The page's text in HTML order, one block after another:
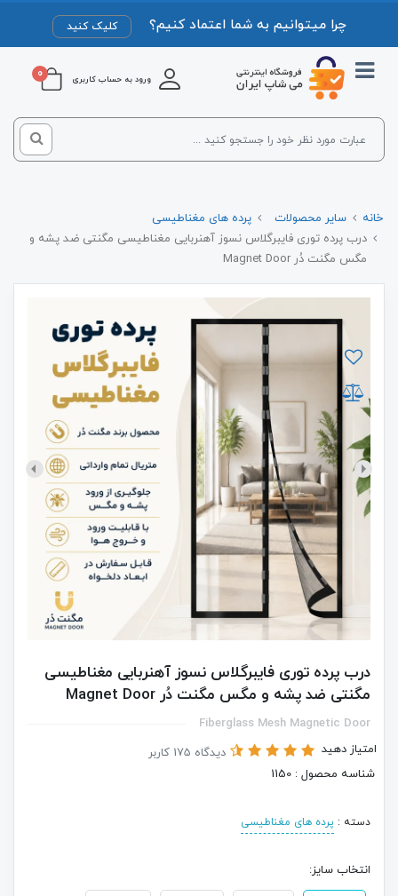
چرا میتوانیم به شما اعتماد کنیم؟ کلیک کنید
ورود به حساب کاربری 0
خانه سایر محصولات
پرده های مغناطیسی
درب پرده توری فایبرگلاس نسوز آهنربایی مغناطیسی مگنتی ضد پشه و
مگس مگنت دُر Magnet Door
درب پرده توری فایبرگلاس نسوز آهنربایی مغناطیسی
مگنتی ضد پشه و مگس مگنت دُر Magnet Door
Fiberglass Mesh Magnetic Door
امتیاز دهید
دیدگاه 175 کاربر
شناسه محصول : 1150
دسته : پرده های مغناطیسی
انتخاب سایز: